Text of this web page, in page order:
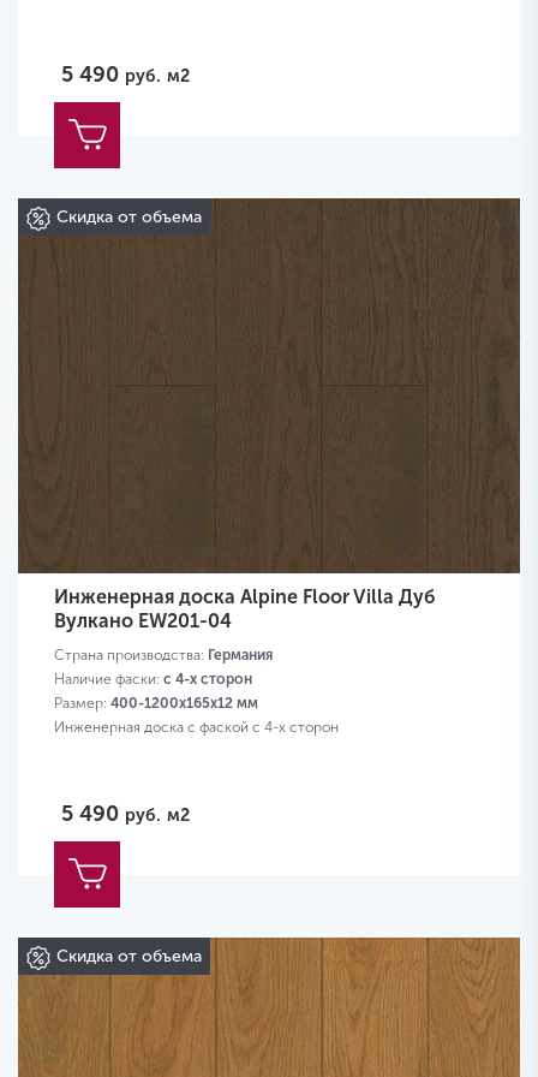
5 490 руб. м2
Скидка от объема
Инженерная доска Alpine Floor Villa Дуб
Вулкано EW201-04
Страна производства: Германия
Наличие фаски: с 4-х сторон
Размер: 400-1200х165х12 мм
Инженерная доска с фаской с 4-х сторон
5 490 руб. м2
Скидка от объема